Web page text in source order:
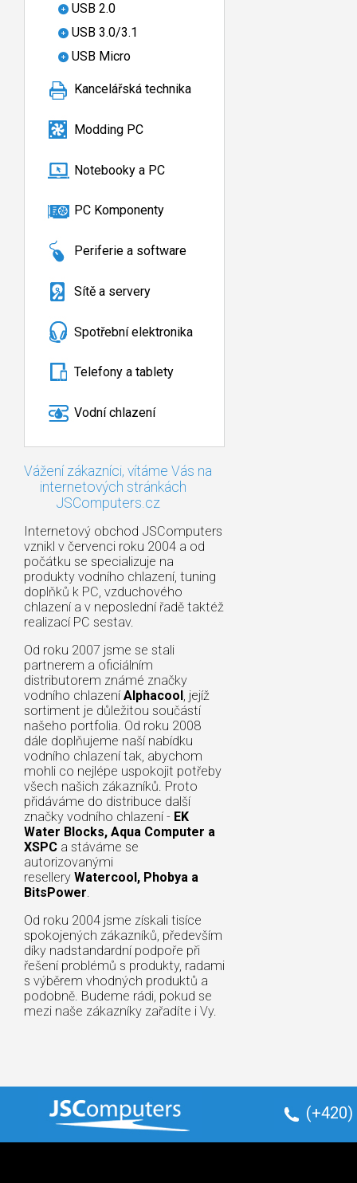
USB 2.0
USB 3.0/3.1
USB Micro
Kancelářská technika
Modding PC
Notebooky a PC
PC Komponenty
Periferie a software
Sítě a servery
Spotřební elektronika
Telefony a tablety
Vodní chlazení
Vážení zákazníci, vítáme Vás na
internetových stránkách
JSComputers.cz
Internetový obchod JSComputers
vznikl v červenci roku 2004 a od
počátku se specializuje na
produkty vodního chlazení, tuning
doplňků k PC, vzduchového
chlazení a v neposlední řadě taktéž
realizací PC sestav.
Od roku 2007 jsme se stali
partnerem a oficiálním
distributorem známé značky
vodního chlazení Alphacool, jejíž
sortiment je důležitou součástí
našeho portfolia. Od roku 2008
dále doplňujeme naší nabídku
vodního chlazení tak, abychom
mohli co nejlépe uspokojit potřeby
všech našich zákazníků. Proto
přidáváme do distribuce další
značky vodního chlazení - EK
Water Blocks, Aqua Computer a
XSPC a stáváme se
autorizovanými
resellery Watercool, Phobya a
BitsPower.
Od roku 2004 jsme získali tisíce
spokojených zákazníků, především
díky nadstandardní podpoře při
řešení problémů s produkty, radami
s výběrem vhodných produktů a
podobně. Budeme rádi, pokud se
mezi naše zákazníky zařadíte i Vy.
(+420)